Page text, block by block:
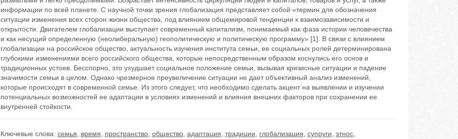
информации по всей планете. С научной точки зрения глобализация представляет собой «термин для обозначения
ситуации изменения всех сторон жизни общества, под влиянием общемировой тенденции к взаимозависимости и
открытости. Двигателем глобализации выступает современный капитализм, понимаемый как фаза истории человечества
и как несущий определенную (неолиберальную) геополитическую и политическую программу» [1]. В связи с влиянием
глобализации на российское общество, актуальность изучения института семьи, ее социальных ролей детерминирована
глубокими изменениями всего российского общества, которые непосредственным образом коснулись его основ и
традиционных устоев. Бесспорно, это ухудшает социальное положение семьи, вызывая кризисные ситуации и падение
значимости семьи в целом. Однако чрезмерное преувеличение ситуации не дает объективный анализ изменений,
которые происходят в современной семье. Из этого следует, что необходимо сделать акцент на выявлении и изучении
потенциальных возможностей ее адаптации в условиях изменений и влияния внешних факторов при сохранении ее
внутренней стойкости.
Ключевые слова: семья время пространство, общество, адаптация традиции глобализация супруги этнос,